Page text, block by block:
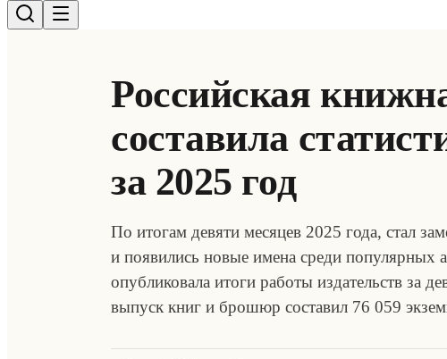
Российская
составила
за 2025 год
По итогам девяти месяцев 2025 года, стал
и появились новые имена среди популярных
опубликовала итоги работы издательств за
выпуск книг и брошюр составил 76 059